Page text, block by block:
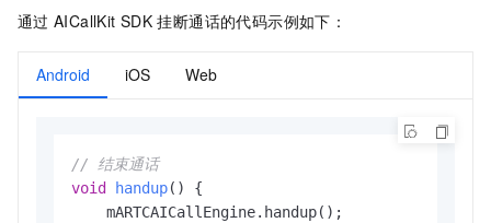
通过 AICallKit SDK 挂断通话的代码示例如下：
Android iOS Web
// 结束通话
void
handup()
{
    mARTCAICallEngine.handup();